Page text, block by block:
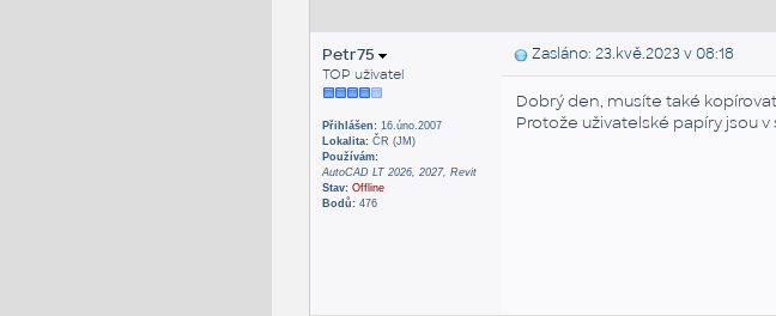
Petr75
TOP uživatel
Přihlášen:16.úno.2007
Lokalita:ČR (JM)
Používám:
AutoCAD LT 2026, 2027, Revit
Stav: Offline
Bodů:476
Zasláno: 23.kvě.2023 v 08:18
Dobrý den, musíte také
Protože uživatelské papíry jsou